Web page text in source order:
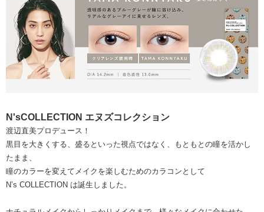
N'sCOLLECTION エヌズコレクション
渡辺直美プロデュース！
黒目を大きくする、盛るといった視点ではなく、もともとの瞳を活かし
たまま、
瞳のカラーを変えてメイクを楽しむためのカラコンとして
N’s COLLECTION は誕生しました。